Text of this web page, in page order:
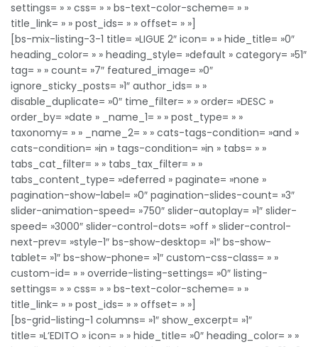
settings= » » css= » » bs-text-color-scheme= » »
title_link= » » post_ids= » » offset= » »]
[bs-mix-listing-3-1 title= »LIGUE 2″ icon= » » hide_title= »0″
heading_color= » » heading_style= »default » category= »51″
tag= » » count= »7″ featured_image= »0″
ignore_sticky_posts= »1″ author_ids= » »
disable_duplicate= »0″ time_filter= » » order= »DESC »
order_by= »date » _name_1= » » post_type= » »
taxonomy= » » _name_2= » » cats-tags-condition= »and »
cats-condition= »in » tags-condition= »in » tabs= » »
tabs_cat_filter= » » tabs_tax_filter= » »
tabs_content_type= »deferred » paginate= »none »
pagination-show-label= »0″ pagination-slides-count= »3″
slider-animation-speed= »750″ slider-autoplay= »1″ slider-
speed= »3000″ slider-control-dots= »off » slider-control-
next-prev= »style-1″ bs-show-desktop= »1″ bs-show-
tablet= »1″ bs-show-phone= »1″ custom-css-class= » »
custom-id= » » override-listing-settings= »0″ listing-
settings= » » css= » » bs-text-color-scheme= » »
title_link= » » post_ids= » » offset= » »]
[bs-grid-listing-1 columns= »1″ show_excerpt= »1″
title= »L’EDITO » icon= » » hide_title= »0″ heading_color= » »